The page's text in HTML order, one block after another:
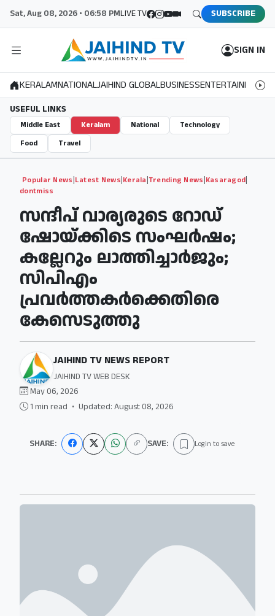
Sat, Aug 08, 2026 • 06:58 PMLIVE TV SUBSCRIBE
SIGN IN
KERALAMNATIONALJAIHIND GLOBALBUSINESSENTERTAINMENT
USEFUL LINKS
Middle East Keralam National
Technology
Food
Travel
Popular News|Latest News|Kerala|Trending News|Kasaragod|
dontmiss
സന്ദീപ് വാര്യരുടെ റോഡ്
ഷോയ്ക്കിടെ സംഘർഷം;
കല്ലേറും ലാത്തിച്ചാർജും;
സിപിഎം
പ്രവര്‍ത്തകര്‍ക്കെതിരെ
കേസെടുത്തു
JAIHIND TV NEWS REPORT
JAIHIND TV WEB DESK
May 06, 2026
1 min read • Updated: August 08, 2026
SHARE: SAVE: Login to save